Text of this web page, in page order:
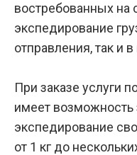
востребованных на
экспедирование
отправления, так и
При заказе услуги
имеет возможность
экспедирование
от 1 кг до